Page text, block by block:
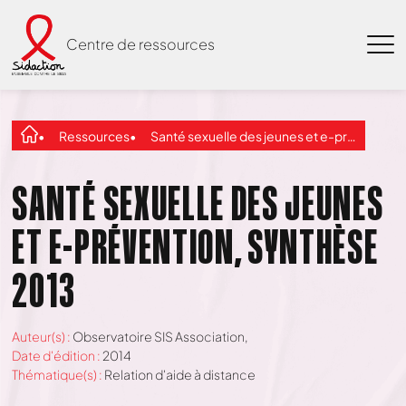
Centre de ressources
Ressources Santé sexuelle des jeunes et e-prévention, synthèse 2013
SANTÉ SEXUELLE DES JEUNES
ET E-PRÉVENTION, SYNTHÈSE
2013
Auteur(s) : Observatoire SIS Association,
Date d'édition : 2014
Thématique(s) : Relation d'aide à distance